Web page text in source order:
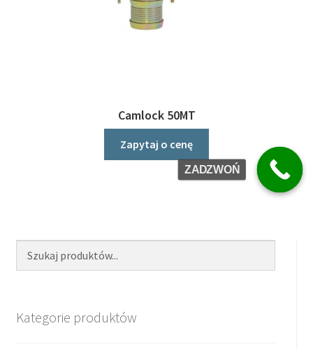
Camlock 50MT
Zapytaj o cenę
Kategorie produktów
ZADZWOŃ